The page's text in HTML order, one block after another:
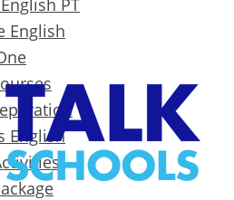
PT
English
English